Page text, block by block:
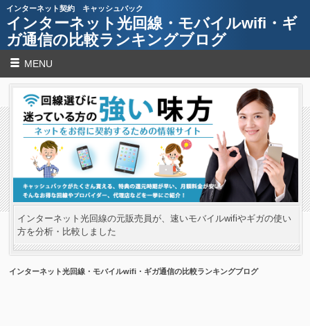
インターネット契約 キャッシュバック
インターネット光回線・モバイルwifi・ギ
ガ通信の比較ランキングブログ
MENU
インターネット光回線の元販売員が、速いモバイルwifiやギガの使い
方を分析・比較しました
インターネット光回線・モバイルwifi・ギガ通信の比較ランキングブログ